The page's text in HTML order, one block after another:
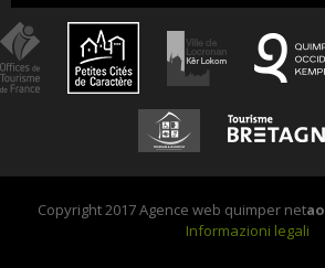
Copyright 2017 Agence web quimper netao
Informazioni legali